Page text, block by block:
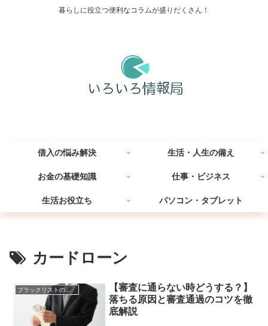
暮らしに役立つ便利なコラムが盛りだくさん！
借入の悩み解決 生活・人生の備え
お金の基礎知識 仕事・ビジネス
生活お役立ち パソコン・タブレット
カードローン
ブラックリストの心配事
【審査に通らない時どうする？】
落ちる原因と審査通過のコツを徹
底解説